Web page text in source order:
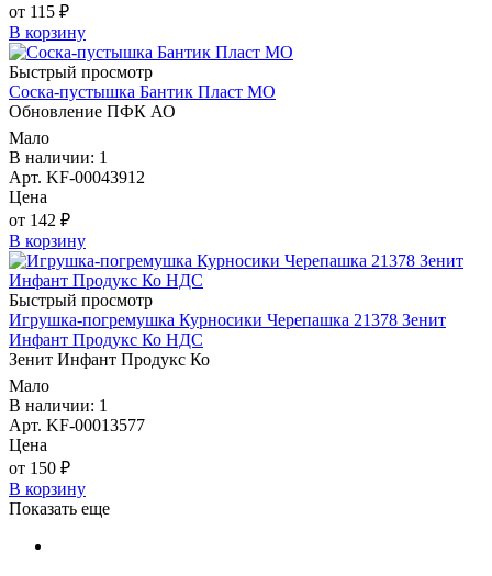
от 115 ₽
В корзину
Быстрый просмотр
Соска-пустышка Бантик Пласт МО
Обновление ПФК АО
Мало
В наличии: 1
Арт. KF-00043912
Цена
от 142 ₽
В корзину
Быстрый просмотр
Игрушка-погремушка Курносики Черепашка 21378 Зенит
Инфант Продукс Ко НДС
Зенит Инфант Продукс Ко
Мало
В наличии: 1
Арт. KF-00013577
Цена
от 150 ₽
В корзину
Показать еще